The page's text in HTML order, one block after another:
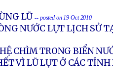
LŨ -- posted on 19 Oct 2010
NƯỚC LỤT LỊCH SỬ
CHÌM TRONG BIỂN
VÌ LŨ LỤT Ở CÁC